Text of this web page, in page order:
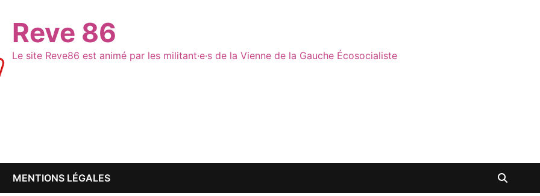
Reve 86
Le site Reve86 est animé par les militant·e·s de la Vienne de la Gauche Écosocialiste
MENTIONS LÉGALES